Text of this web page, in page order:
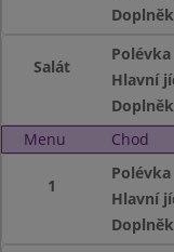
Doplněk
Salát
Polévka
Hlavní
Doplněk
Menu
Chod
1
Polévka
Hlavní
Doplněk